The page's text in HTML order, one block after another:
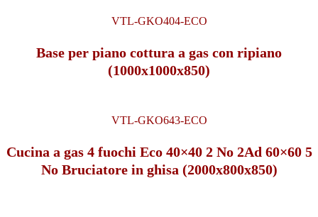
VTL-GKO404-ECO
Base per piano cottura a gas con ripiano
(1000x1000x850)
VTL-GKO643-ECO
Cucina a gas 4 fuochi Eco 40×40 2 No 2Ad 60×60 5
No Bruciatore in ghisa (2000x800x850)